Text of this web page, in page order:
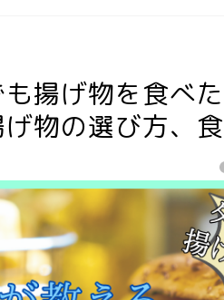
揚げ物を食べ
物の選び方、